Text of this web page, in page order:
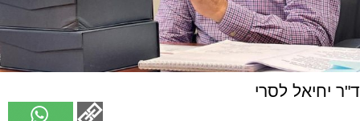
ד"ר יחיאל לסרי